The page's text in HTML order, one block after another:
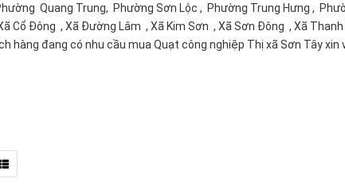
Quang Trung, Phường Sơn Lộc , Phường Trung Hưng ,
Cổ Đông , Xã Đường Lâm , Xã Kim Sơn , Xã Sơn Đông , Xã
hàng đang có nhu cầu mua Quạt công nghiệp Thị xã Sơn Tây xin